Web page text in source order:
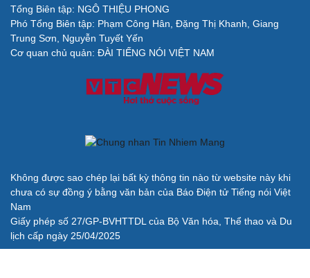
Tổng Biên tập: NGÔ THIỆU PHONG
Phó Tổng Biên tập: Phạm Công Hân, Đặng Thị Khanh, Giang
Trung Sơn, Nguyễn Tuyết Yến
Cơ quan chủ quản: ĐÀI TIẾNG NÓI VIỆT NAM
Không được sao chép lại bất kỳ thông tin nào từ website này khi
chưa có sự đồng ý bằng văn bản của Báo Điện tử Tiếng nói Việt
Nam
Giấy phép số 27/GP-BVHTTDL của Bộ Văn hóa, Thể thao và Du
lịch cấp ngày 25/04/2025